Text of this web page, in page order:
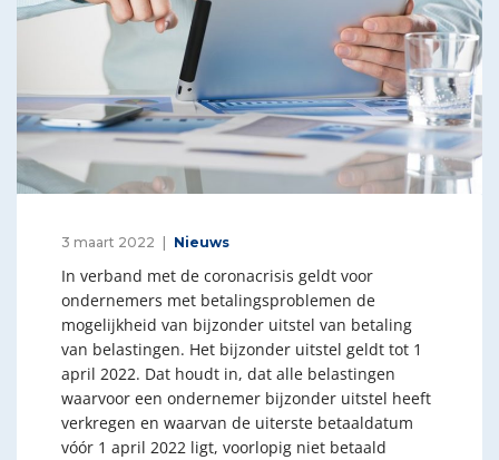
3 maart 2022 Nieuws
In verband met de coronacrisis geldt voor
ondernemers met betalingsproblemen de
mogelijkheid van bijzonder uitstel van betaling
van belastingen. Het bijzonder uitstel geldt tot 1
april 2022. Dat houdt in, dat alle belastingen
waarvoor een ondernemer bijzonder uitstel heeft
verkregen en waarvan de uiterste betaaldatum
vóór 1 april 2022 ligt, voorlopig niet betaald